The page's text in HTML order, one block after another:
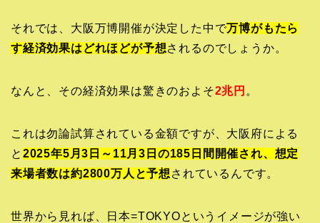
それでは、大阪万博開催が決定した中で万博がもたら
す経済効果はどれほどが予想されるのでしょうか。
なんと、その経済効果は驚きのおよそ2兆円 。
これは勿論試算されている金額ですが、大阪府による
と 2025年5月3日～11月3日の185日間開催され、想定
来場者数は約2800万人と予想 されているんです。
世界から見れば、日本=TOKYOというイメージが強い